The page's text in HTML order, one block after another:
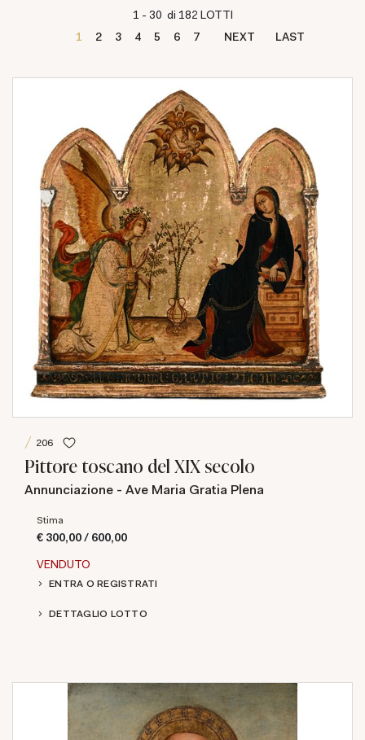
1 - 30 di 182 LOTTI
1
2 3 4 5 6 7 NEXT LAST
206
Pittore toscano del XIX secolo
Annunciazione - Ave Maria Gratia Plena
Stima
€ 300,00 / 600,00
VENDUTO
ENTRA O REGISTRATI
DETTAGLIO LOTTO